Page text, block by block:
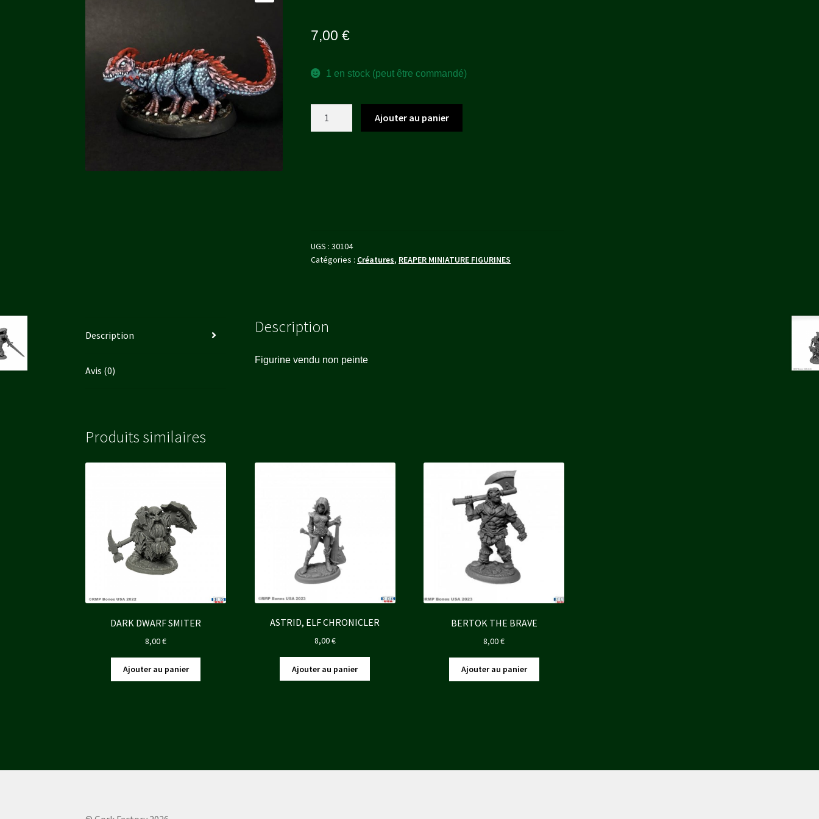
7,00€
1 en stock (peut être commandé)
Ajouter au panier
UGS :30104
Catégories : Créatures, REAPER MINIATURE FIGURINES
Description
Avis (0)
Description
Figurine vendu non peinte
Produits similaires
DARK DWARF SMITER
8,00€
Ajouter au panier
ASTRID, ELF CHRONICLER
8,00€
Ajouter au panier
BERTOK THE BRAVE
8,00€
Ajouter au panier